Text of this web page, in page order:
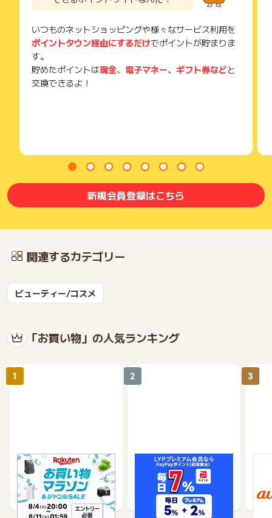
いつものネットショッピングや様々なサービス利用を
ポイントタウン経由にするだけでポイントが貯まりま
す。
貯めたポイントは現金、電子マネー、ギフト券などと
交換できるよ！
新規会員登録はこちら
関連するカテゴリー
ビューティー/コスメ
「お買い物」の人気ランキング
楽天市場
1%
1
Yahoo!ショッピング
1%
2 3